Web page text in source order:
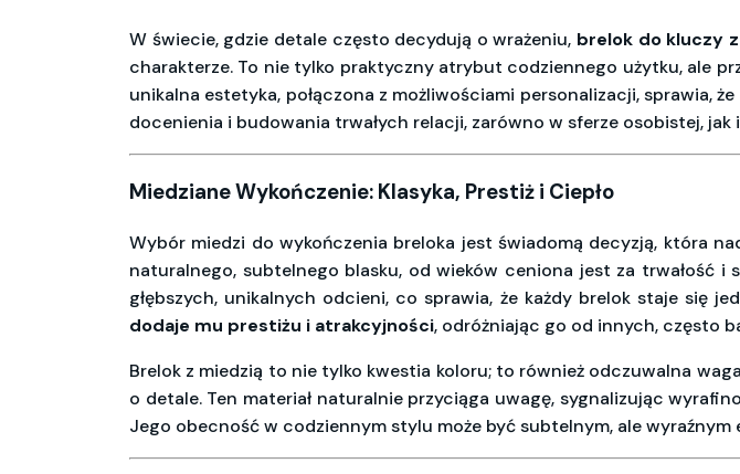
W świecie, gdzie detale często decydują o wrażeniu, brelok do kluczy
charakterze. To nie tylko praktyczny atrybut codziennego użytku, ale
unikalna estetyka, połączona z możliwościami personalizacji, sprawia,
docenienia i budowania trwałych relacji, zarówno w sferze osobistej, jak
Miedziane Wykończenie: Klasyka, Prestiż i Ciepło
Wybór miedzi do wykończenia breloka jest świadomą decyzją, która
naturalnego, subtelnego blasku, od wieków ceniona jest za trwałość
głębszych, unikalnych odcieni, co sprawia, że każdy brelok staje się
dodaje mu prestiżu i atrakcyjności, odróżniając go od innych, często
Brelok z miedzią to nie tylko kwestia koloru; to również odczuwalna
o detale. Ten materiał naturalnie przyciąga uwagę, sygnalizując
Jego obecność w codziennym stylu może być subtelnym, ale wyraźnym